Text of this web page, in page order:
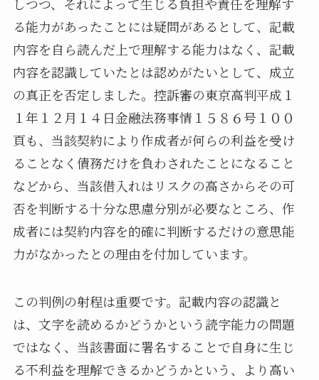
る能力があったことには疑問があるとして、記載
内容を自ら読んだ上で理解する能力はなく、記載
内容を認識していたとは認めがたいとして、成立
の真正を否定しました。控訴審の東京高判平成１
１年１２月１４日金融法務事情１５８６号１００
頁も、当該契約により作成者が何らの利益を受け
ることなく債務だけを負わされたことになること
などから、当該借入れはリスクの高さからその可
否を判断する十分な思慮分別が必要なところ、作
成者には契約内容を的確に判断するだけの意思能
力がなかったとの理由を付加しています。
この判例の射程は重要です。記載内容の認識と
は、文字を読めるかどうかという読字能力の問題
ではなく、当該書面に署名することで自身に生じ
る不利益を理解できるかどうかという、より高い